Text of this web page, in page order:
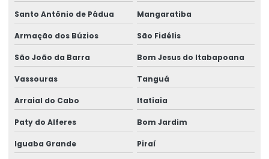
Instalação de nr 12 em pontes rolantes
Inversor de frequência para ponte rolante
Laudo de ponte rolante
Limitador de carga para ponte rolante
Manutenção Corretiva De Pontes Rolantes
Manutenção corretiva de ponte rolante em am
Santo Antônio de Pádua Mangaratiba
Armação dos Búzios São Fidélis
São João da Barra Bom Jesus do Itabapoana
Vassouras Tanguá
Arraial do Cabo Itatiaia
Paty do Alferes Bom Jardim
Iguaba Grande Piraí